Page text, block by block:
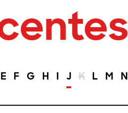
E F G H I J K L M N